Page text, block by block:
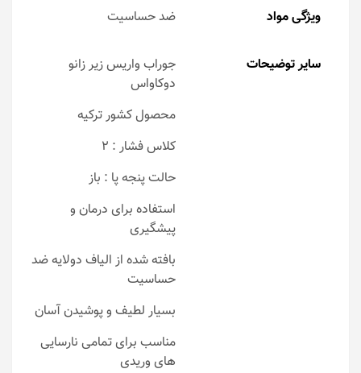
ویژگی مواد ضد حساسیت
سایر توضیحات
جوراب واریس زیر زانو
دوکاواس
محصول کشور ترکیه
کلاس فشار : 2
حالت پنجه پا : باز
استفاده برای درمان و
پیشگیری
بافته شده از الیاف دولایه ضد
حساسیت
بسیار لطیف و پوشیدن آسان
مناسب برای تمامی نارسایی
های وریدی